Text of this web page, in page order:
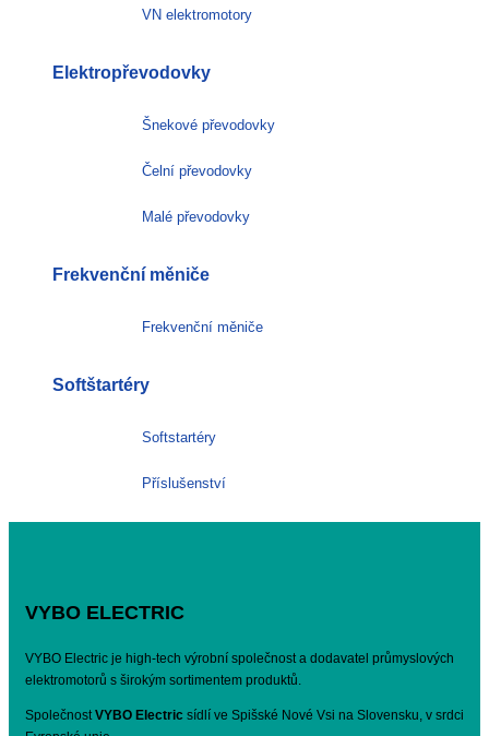
VN elektromotory
Elektropřevodovky
Šnekové převodovky
Čelní převodovky
Malé převodovky
Frekvenční měniče
Frekvenční měniče
Softštartéry
Softstartéry
Příslušenství
VYBO ELECTRIC
VYBO Electric je high-tech výrobní společnost a dodavatel průmyslových
elektromotorů s širokým sortimentem produktů.
SpolečnostVYBO Electric sídlí ve Spišské Nové Vsi na Slovensku, v srdci